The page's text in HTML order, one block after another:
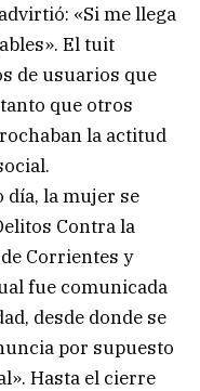
«Si me llega
El tuit
de usuarios que
que otros
la actitud
día, la mujer se
Contra la
Corrientes y
fue comunicada
desde donde se
por supuesto
Hasta el cierre